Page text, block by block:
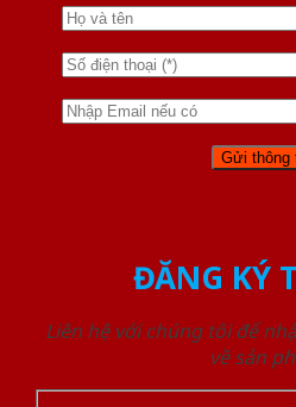
ĐĂNG KÝ
Liên hệ với chúng tôi để
về sản